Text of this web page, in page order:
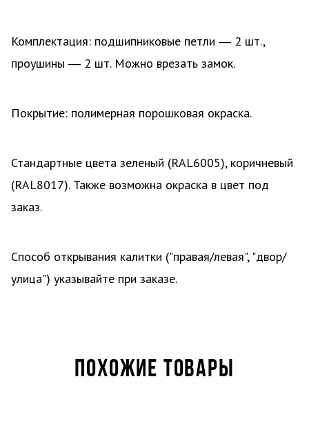
Комплектация: подшипниковые петли ― 2 шт.,
проушины ― 2 шт. Можно врезать замок.
Покрытие: полимерная порошковая окраска.
Стандартные цвета зеленый (RAL6005), коричневый
(RAL8017). Также возможна окраска в цвет под
заказ.
Способ открывания калитки ("правая/левая", "двор/
улица") указывайте при заказе.
ПОХОЖИЕ ТОВАРЫ